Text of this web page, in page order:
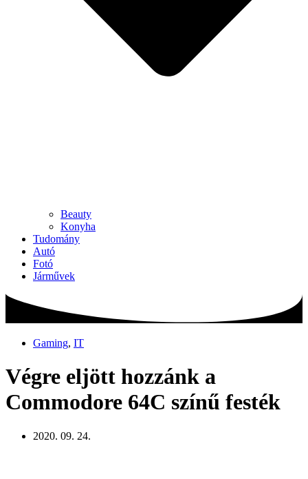
Beauty
Konyha
Tudomány
Autó
Fotó
Járművek
Gaming, IT
Végre eljött hozzánk a
Commodore 64C színű festék
2020. 09. 24.